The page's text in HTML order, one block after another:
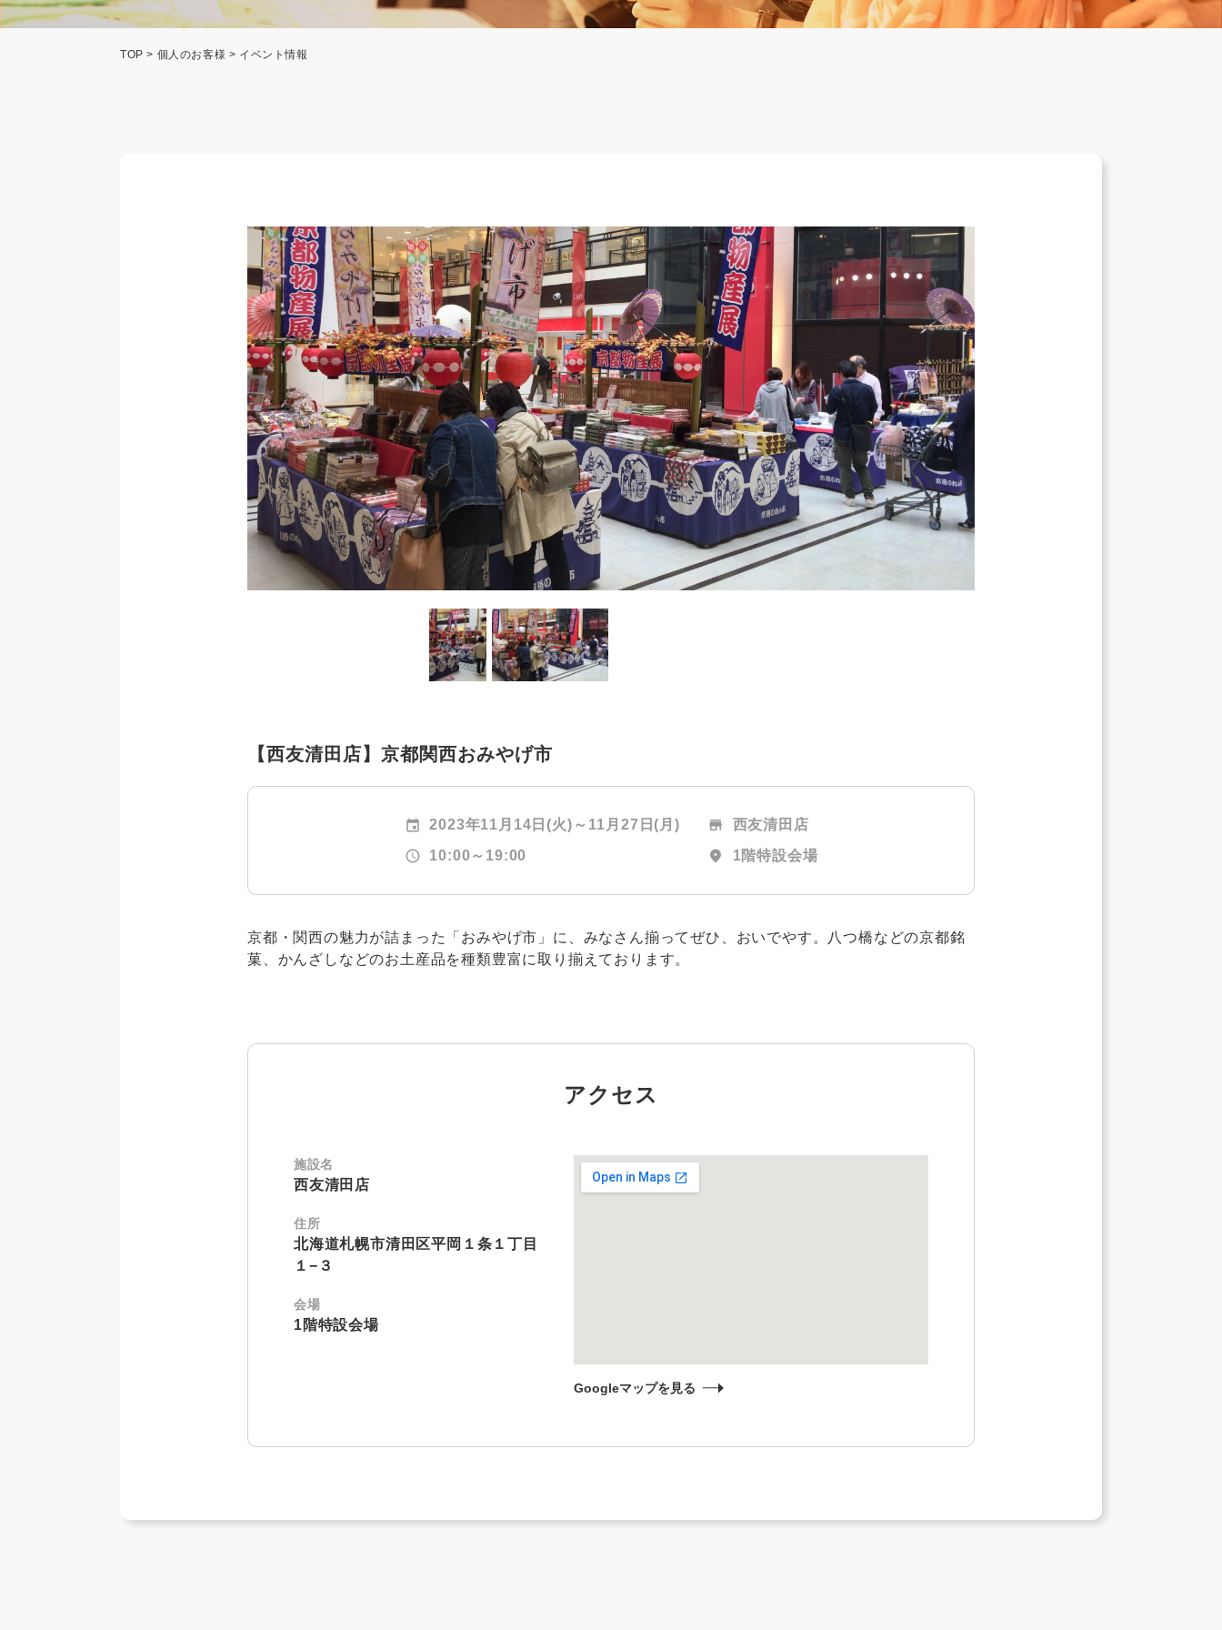
TOP > 個人のお客様 > イベント情報
【西友清田店】京都関西おみやげ市
event 2023年11月14日(火)～ 11月27日(月)
schedule 10:00～19:00
store 西友清田店
location_on 1階特設会場
京都・関西の魅力が詰まった「おみやげ市」に、みなさん揃ってぜひ、おいでやす。八つ橋などの京都銘
菓、かんざしなどのお土産品を種類豊富に取り揃えております。
アクセス
施設名
西友清田店
住所
北海道札幌市清田区平岡１条１丁目
１−３
会場
1階特設会場
Googleマップを見る